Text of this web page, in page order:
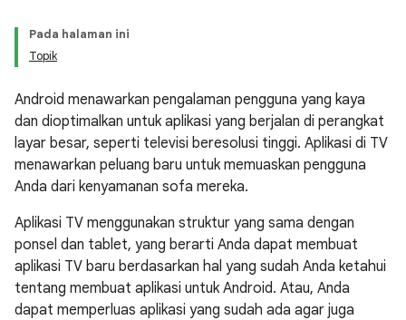
Pada halaman ini
Topik
Android menawarkan pengalaman pengguna yang kaya
dan dioptimalkan untuk aplikasi yang berjalan di perangkat
layar besar, seperti televisi beresolusi tinggi. Aplikasi di TV
menawarkan peluang baru untuk memuaskan pengguna
Anda dari kenyamanan sofa mereka.
Aplikasi TV menggunakan struktur yang sama dengan
ponsel dan tablet, yang berarti Anda dapat membuat
aplikasi TV baru berdasarkan hal yang sudah Anda ketahui
tentang membuat aplikasi untuk Android. Atau, Anda
dapat memperluas aplikasi yang sudah ada agar juga